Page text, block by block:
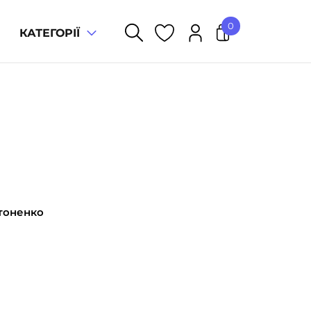
КАТЕГОРІЇ
0
У кошику немає товарів.